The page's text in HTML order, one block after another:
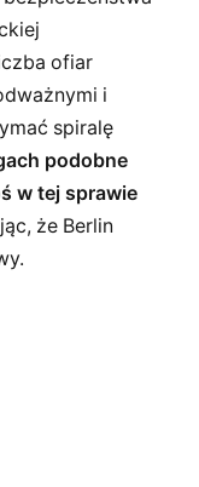
ofiar
i
spiralę
podobne
w tej sprawie
że Berlin